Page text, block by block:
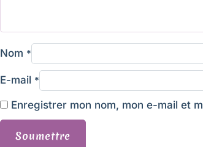
Nom *
E-mail *
Enregistrer mon nom, mon e-mail et